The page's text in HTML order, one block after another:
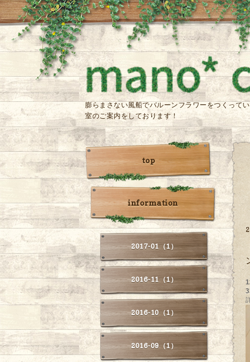
膨らまさない風船でバルーンフラワーをつくって
室のご案内をしております！
top
information
2017-01（1）
2016-11（1）
2016-10（1）
2016-09（1）